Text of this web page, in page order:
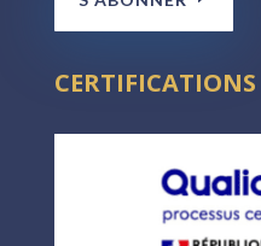
CERTIFICATIONS